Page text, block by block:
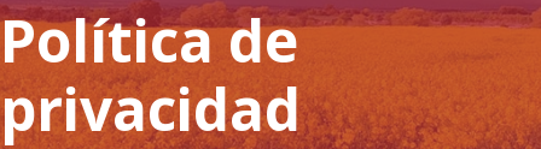
Política de
privacidad